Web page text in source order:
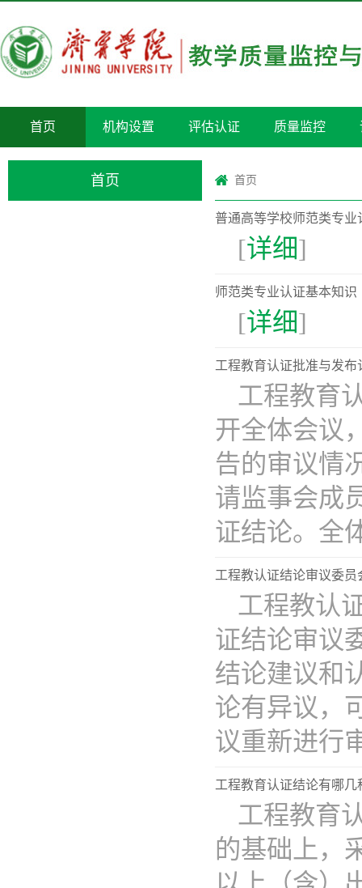
首页 机构设置 评估认证 质量监控
首页 首页
普通高等学校师范类专
[详细]
师范类专业认证基本知识
[详细]
工程教育认证批准与发
工程教育
开全体会议
告的审议情
请监事会成
证结论。全
工程教认证结论审议委
工程教认
证结论审议
结论建议和
论有异议，
议重新进行
工程教育认证结论有哪几
工程教育
的基础上，